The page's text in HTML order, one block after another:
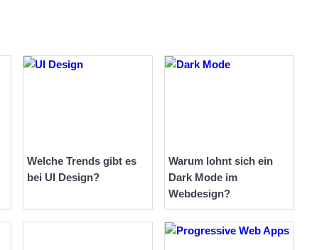
Welche Trends gibt es
bei UI Design?
Warum lohnt sich ein
Dark Mode im
Webdesign?